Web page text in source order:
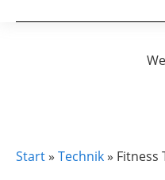
Start» Technik» Fitness